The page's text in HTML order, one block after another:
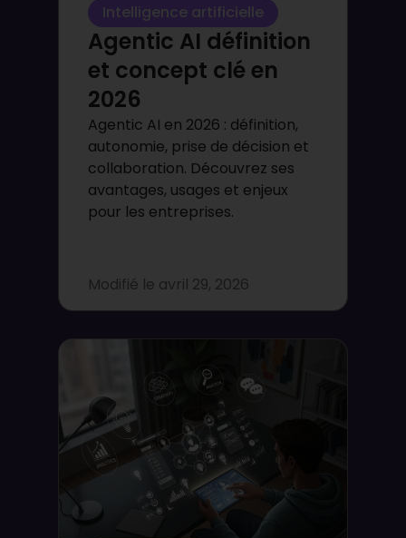
Intelligence artificielle
Agentic AI définition
et concept clé en
2026
Agentic AI en 2026 : définition,
autonomie, prise de décision et
collaboration. Découvrez ses
avantages, usages et enjeux
pour les entreprises.
Modifié le avril 29, 2026